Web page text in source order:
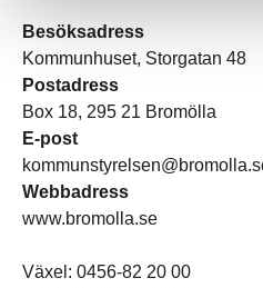
Besöksadress
Kommunhuset, Storgatan 48
Postadress
Box 18, 295 21 Bromölla
E-post
Webbadress
www.bromolla.se
Växel: 0456-82 20 00